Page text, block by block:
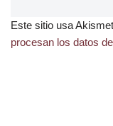
Este sitio usa
procesan los datos